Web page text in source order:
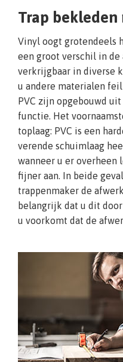
Trap
Vinyl oogt grotendeels
een groot verschil in
verkrijgbaar in diverse
u andere materialen
PVC zijn opgebouwd
functie. Het
toplaag: PVC is een
verende schuimlaag
wanneer u er overheen
fijner aan. In beide
trappenmaker de
belangrijk dat u dit
u voorkomt dat de